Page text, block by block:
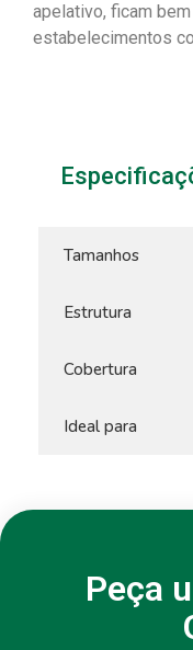
apelativo, ficam
estabelecimentos
Tamanhos
Estrutura
Cobertura
Ideal para
Peça